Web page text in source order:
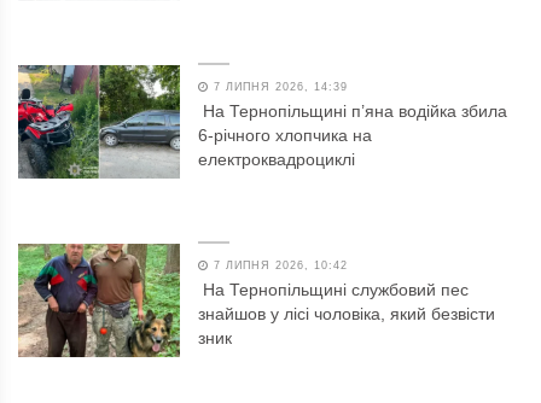
7 ЛИПНЯ 2026, 14:39
На Тернопільщині п’яна водійка збила
6-річного хлопчика на
електроквадроциклі
7 ЛИПНЯ 2026, 10:42
На Тернопільщині службовий пес
знайшов у лісі чоловіка, який безвісти
зник